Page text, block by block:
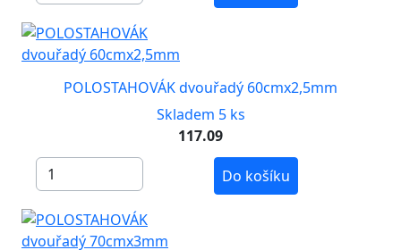
POLOSTAHOVÁK dvouřadý 60cmx2,5mm
Skladem 5 ks
117.09
Do košíku